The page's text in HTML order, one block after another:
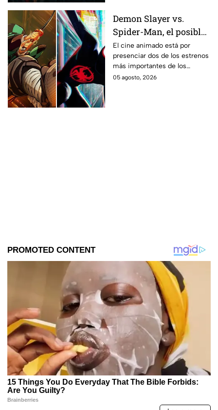
Demon Slayer vs.
Spider-Man, el posible
gran enfrentamiento
en taquilla del 2027
El cine animado está por
presenciar dos de los estrenos
más importantes de los
últimos años.
05 agosto, 2026